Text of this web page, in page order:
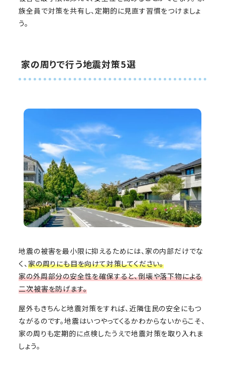
族全員で対策を共有し、定期的に見直す習慣をつけましょ
う。
家の周りで行う地震対策5選
地震の被害を最小限に抑えるためには、家の内部だけでな
く、家の周りにも目を向けて対策してください。
家の外周部分の安全性を確保すると、倒壊や落下物による
二次被害を防げます。
屋外もきちんと地震対策をすれば、近隣住民の安全にもつ
ながるのです。地震はいつやってくるかわからないからこそ、
家の周りも定期的に点検したうえで地震対策を取り入れま
しょう。